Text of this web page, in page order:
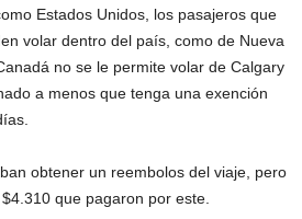
Estados Unidos, los pasajeros que
volar dentro del país, como de Nueva
no se le permite volar de Calgary
a menos que tenga una exención
obtener un reembolos del viaje, pero
que pagaron por este.